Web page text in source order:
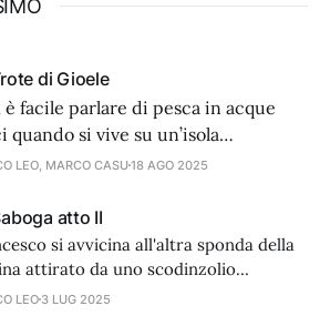
di Gioele
è facile parlare di pesca in acque
quando si vive su un’isola
dal mare. Ma se c’è una pesca
di montagna e ne racchiude
e un fascino tutto proprio, quella è
la pesca alla trota.
LEO, MARCO CASU18 AGO 2025
atto II
si avvicina all'altra sponda della
attirato da uno scodinzolio
LEO 3 LUG 2025